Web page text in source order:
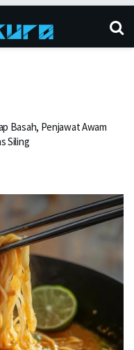
Basah, Penjawat Awam
Siling